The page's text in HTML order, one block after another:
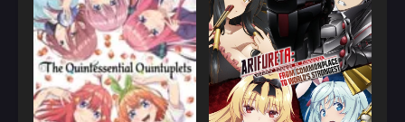
เมะ
Non
Non
Biyori
Season
เมะ
Rokudenashi
Majutsu
Koushi
to